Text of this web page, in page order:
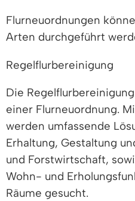
Flurneuordnungen
Arten durchgeführt
Regelflurbereinigung
Die
einer Flurneuordnung.
werden umfassende
Erhaltung, Gestaltung
und Forstwirtschaft,
Wohn- und
Räume gesucht.